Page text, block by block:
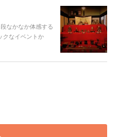
なかなか体感する
クなイベントか